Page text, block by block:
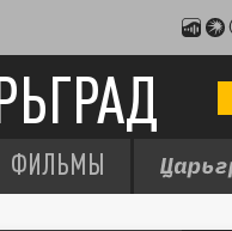
ФИЛЬМЫ